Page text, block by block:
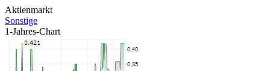
Aktienmarkt
Sonstige
1-Jahres-Chart